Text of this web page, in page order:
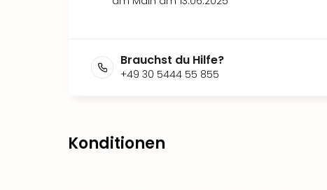
Brauchst du Hilfe?
+49 30 5444 55 855
Konditionen